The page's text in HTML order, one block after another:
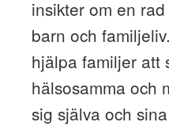
insikter om en
barn och
hjälpa familjer att
hälsosamma och
sig själva och